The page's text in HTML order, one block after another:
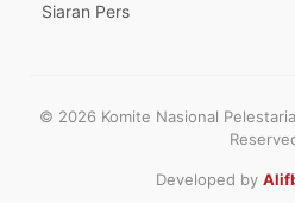
Siaran Pers
© 2026 Komite Nasional
Developed by